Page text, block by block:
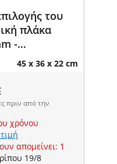
του
πλάκα
-
W
45 x 36 x 22 cm
πριν από την
χρόνου
απομείνει: 1
19/8